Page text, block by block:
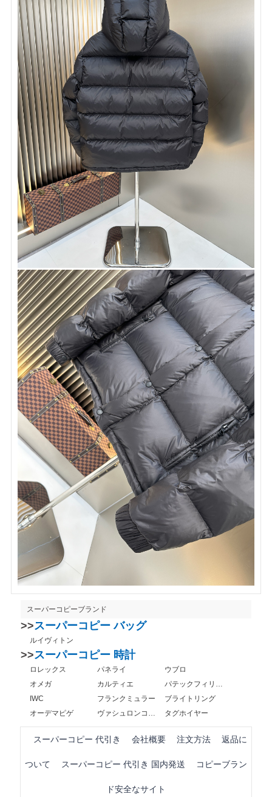
スーパーコピーブランド
>>スーパーコピー バッグ
ルイヴィトン
>>スーパーコピー 時計
ロレックス パネライ
ウブロ
オメガ
カルティエ
パテックフィリップ
IWC
フランクミュラー
ブライトリング
オーデマピゲ
ヴァシュロンコンスタンタン タグホイヤー
スーパーコピー 代引き 会社概要 注文方法 返品に
ついて スーパーコピー 代引き 国内発送 コピーブラン
ド安全なサイト